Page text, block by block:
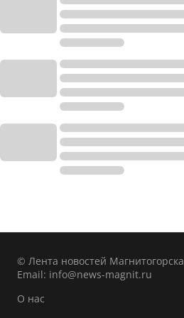
© Лента новостей Магнитогорска
Email: info@news-magnit.ru
О нас